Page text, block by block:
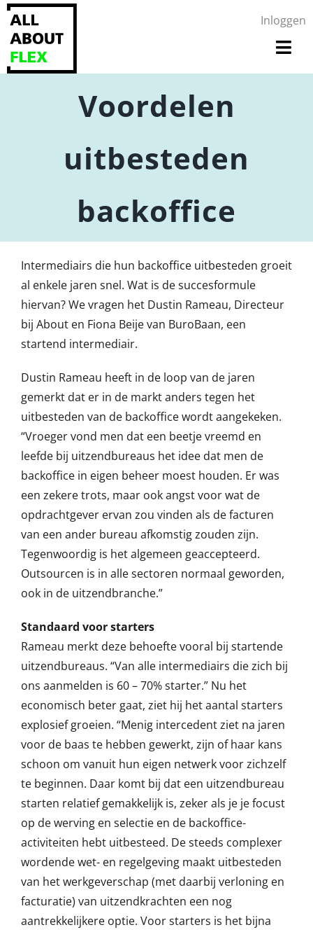
Ga
naar
inhoud
Inloggen
Voor werkgeversVoordelen
uitbesteden
backoffice
Intermediairs die hun backoffice uitbesteden groeit
al enkele jaren snel. Wat is de succesformule
hiervan? We vragen het Dustin Rameau, Directeur
bij About en Fiona Beije van BuroBaan, een
startend intermediair.
Dustin Rameau heeft in de loop van de jaren
gemerkt dat er in de markt anders tegen het
uitbesteden van de backoffice wordt aangekeken.
“Vroeger vond men dat een beetje vreemd en
leefde bij uitzendbureaus het idee dat men de
backoffice in eigen beheer moest houden. Er was
een zekere trots, maar ook angst voor wat de
opdrachtgever ervan zou vinden als de facturen
van een ander bureau afkomstig zouden zijn.
Tegenwoordig is het algemeen geaccepteerd.
Outsourcen is in alle sectoren normaal geworden,
ook in de uitzendbranche.”
Standaard voor starters
Rameau merkt deze behoefte vooral bij startende
uitzendbureaus. “Van alle intermediairs die zich bij
ons aanmelden is 60 – 70% starter.” Nu het
economisch beter gaat, ziet hij het aantal starters
explosief groeien. “Menig intercedent ziet na jaren
voor de baas te hebben gewerkt, zijn of haar kans
schoon om vanuit hun eigen netwerk voor zichzelf
te beginnen. Daar komt bij dat een uitzendbureau
starten relatief gemakkelijk is, zeker als je je focust
op de werving en selectie en de backoffice-
activiteiten hebt uitbesteed. De steeds complexer
wordende wet- en regelgeving maakt uitbesteden
van het werkgeverschap (met daarbij verloning en
facturatie) van uitzendkrachten een nog
aantrekkelijkere optie. Voor starters is het bijna